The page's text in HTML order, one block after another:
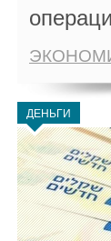
ДЕНЬГИ